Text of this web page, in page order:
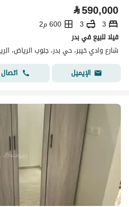
⃁590,000
3
3
600 م2
فيلا للبيع في بدر
شارع وادي خيبر، حي بدر، جنوب الرياض،
الإيميل
اتصال